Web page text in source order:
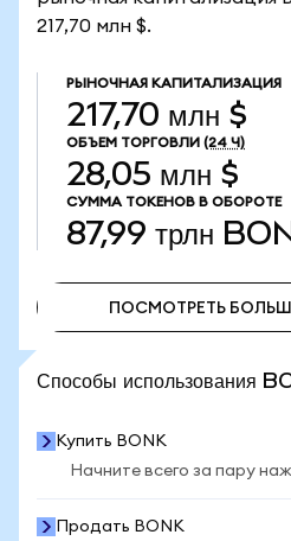
217,70 млн $.
РЫНОЧНАЯ КАПИТАЛИЗАЦИЯ
217,70 млн $
ОБЪЕМ ТОРГОВЛИ (24 Ч)
28,05 млн $
СУММА ТОКЕНОВ В ОБОРОТЕ
87,99 трлн
ПОСМОТРЕТЬ
Способы использования
Купить BONK
Начните всего за пару
Продать BONK